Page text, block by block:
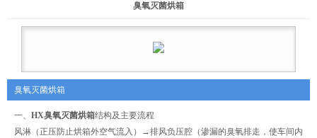
臭氧灭菌烘箱
臭氧灭菌烘箱
一、 HX臭氧灭菌烘箱结构及主要流程
风淋（正压防止烘箱外空气流入）→排风负压腔（渗漏的臭氧排走，使车间内